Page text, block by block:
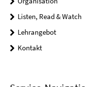
Listen, Read & Watch
Lehrangebot
Kontakt